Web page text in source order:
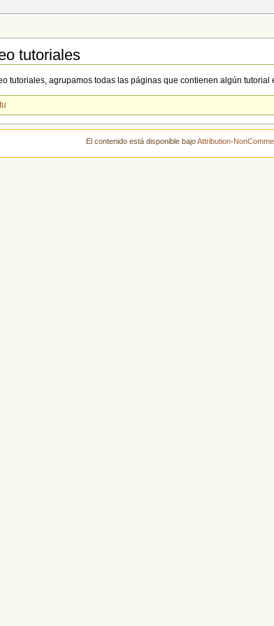
tutoriales
tutoriales, agrupamos todas las páginas que contienen algún tutorial
El contenido está disponible bajoAttribution-